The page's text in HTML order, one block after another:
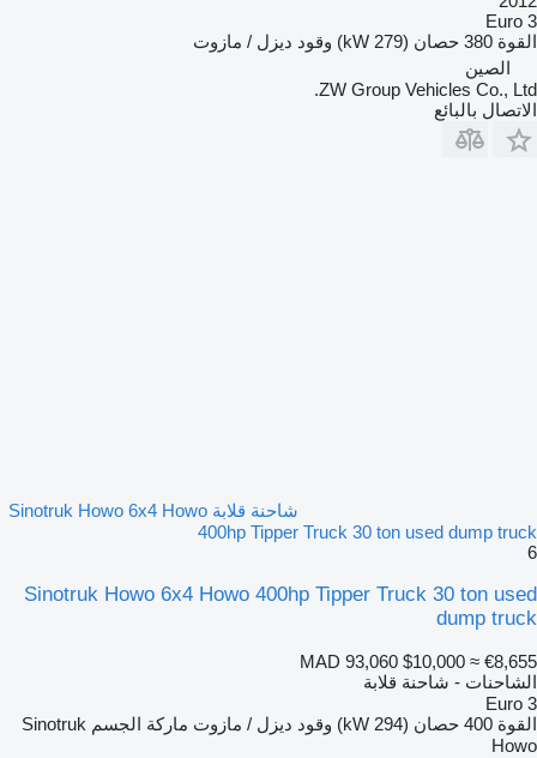
Euro 3
القوة 380 حصان (279 kW) وقود ديزل / مازوت
الصين
ZW Group Vehicles Co., Ltd.
الاتصال بالبائع
شاحنة قلابة Sinotruk Howo 6x4 Howo
400hp Tipper Truck 30 ton used dump truck
6
Sinotruk Howo 6x4 Howo 400hp Tipper Truck 30 ton used
dump truck
MAD 93,060 $10,000 ≈ €8,655
الشاحنات - شاحنة قلابة
Euro 3
القوة 400 حصان (294 kW) وقود ديزل / مازوت ماركة الجسم Sinotruk
Howo